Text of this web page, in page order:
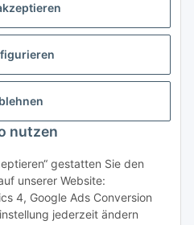
nutzen
gestatten Sie den
unserer Website:
4, Google Ads Conversion
jederzeit ändern
widerrufen